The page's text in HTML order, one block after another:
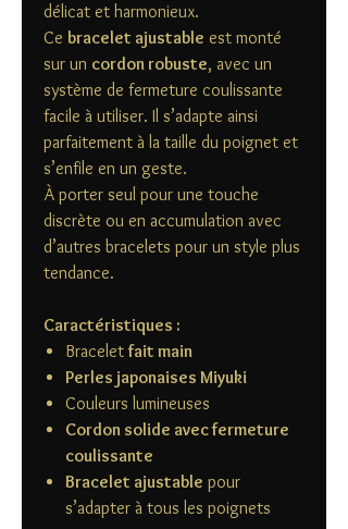
délicat et harmonieux.
Ce bracelet ajustable est monté
sur un cordon robuste, avec un
système de fermeture coulissante
facile à utiliser. Il s’adapte ainsi
parfaitement à la taille du poignet et
s’enfile en un geste.
À porter seul pour une touche
discrète ou en accumulation avec
d’autres bracelets pour un style plus
tendance.
Caractéristiques :
Braceletfait main
Perles japonaises Miyuki
Couleurs lumineuses
Cordon solide avec fermeture
coulissante
Bracelet ajustable pour
s’adapter à tous les poignets